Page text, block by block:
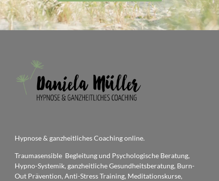
Hypnose & ganzheitliches Coaching online.
Traumasensible Begleitung und Psychologische Beratung,
Hypno-Systemik, ganzheitliche Gesundheitsberatung, Burn-
Out Prävention, Anti-Stress Training, Meditationskurse,